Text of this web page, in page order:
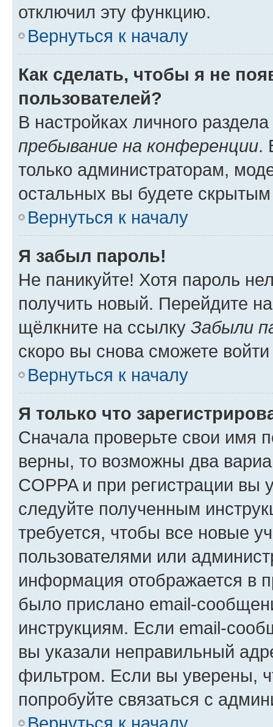
отключил эту функцию.
Вернуться к началу
Как сделать, чтобы я не
пользователей?
В настройках личного
пребывание на конференции.
только администраторам,
остальных вы будете
Вернуться к началу
Я забыл пароль!
Не паникуйте! Хотя пароль
получить новый. Перейдите
щёлкните на ссылку Забыли
скоро вы снова сможете
Вернуться к началу
Я только что
Сначала проверьте свои имя
верны, то возможны два
COPPA и при регистрации вы
следуйте полученным
требуется, чтобы все новые
пользователями или
информация отображается в
было прислано email-
инструкциям. Если email-
вы указали неправильный
фильтром. Если вы уверены,
попробуйте связаться с
Вернуться к началу